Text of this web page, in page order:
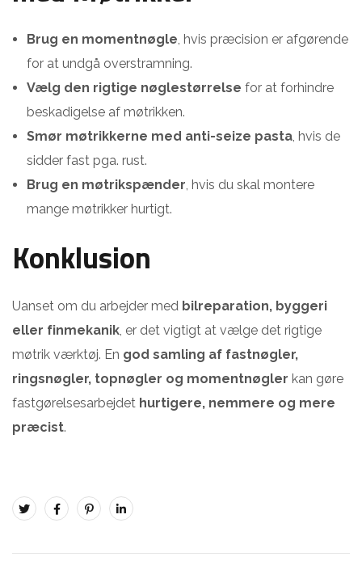
Brug en momentnøgle, hvis præcision er afgørende
for at undgå overstramning.
Vælg den rigtige nøglestørrelse for at forhindre
beskadigelse af møtrikken.
Smør møtrikkerne med anti-seize pasta, hvis de
sidder fast pga. rust.
Brug en møtrikspænder, hvis du skal montere
mange møtrikker hurtigt.
Konklusion
Uanset om du arbejder med bilreparation, byggeri
eller finmekanik, er det vigtigt at vælge det rigtige
møtrik værktøj. En god samling af fastnøgler,
ringsnøgler, topnøgler og momentnøgler kan gøre
fastgørelsesarbejdet hurtigere, nemmere og mere
præcist.